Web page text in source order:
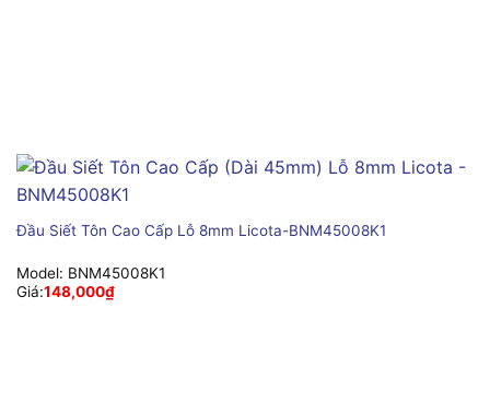
Đầu Siết Tôn Cao Cấp Lỗ 8mm Licota-BNM45008K1
Model: BNM45008K1
Giá:148,000₫